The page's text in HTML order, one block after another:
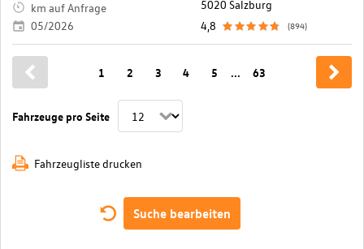
km auf Anfrage
05/2026
5020 Salzburg
4,8
(894)
Fahrzeuge pro Seite
1 2 3 4 5 ... 63
Fahrzeugliste drucken
Suche bearbeiten